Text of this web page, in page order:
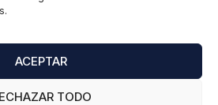
ACEPTAR
TODO